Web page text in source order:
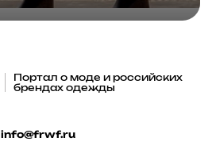
Портал о моде и российских
брендах одежды
info@frwf.ru